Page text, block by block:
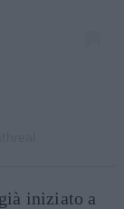
iniziato a